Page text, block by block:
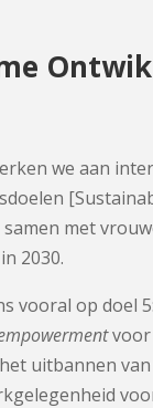
we aan
met
2030.
vooral op doel
voor
uitbannen